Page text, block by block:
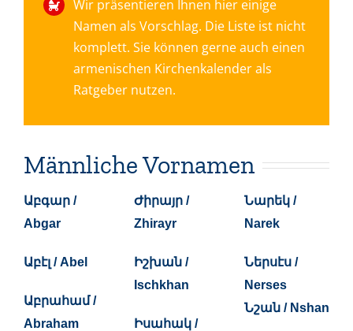
Wir präsentieren Ihnen hier einige
Namen als Vorschlag. Die Liste ist nicht
komplett. Sie können gerne auch einen
armenischen Kirchenkalender als
Ratgeber nutzen.
Männliche Vornamen
Աբգար /
Abgar
Աբէլ / Abel
Աբրահամ /
Abraham
Ժիրայր /
Zhirayr
Իշխան /
Ischkhan
Իսահակ /
Նարեկ /
Narek
Ներսէս /
Nerses
Նշան / Nshan